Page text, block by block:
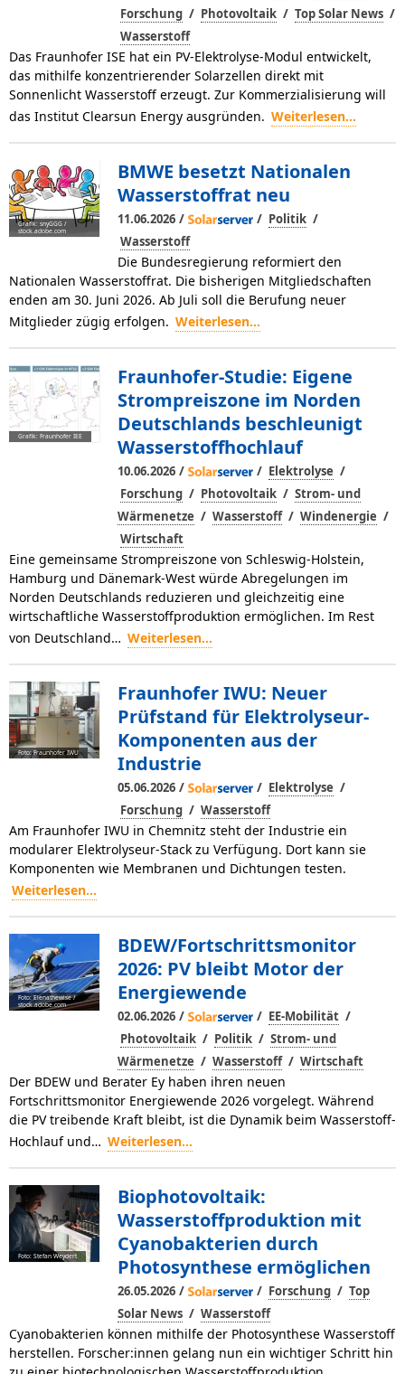
Forschung / Photovoltaik / Top Solar News /
Wasserstoff
Das Fraunhofer ISE hat ein PV-Elektrolyse-Modul entwickelt,
das mithilfe konzentrierender Solarzellen direkt mit
Sonnenlicht Wasserstoff erzeugt. Zur Kommerzialisierung will
das Institut Clearsun Energy ausgründen. Weiterlesen...
Grafik: snyGGG /
stock.adobe.com
BMWE besetzt Nationalen
Wasserstoffrat neu
11.06.2026 / / Politik /
Wasserstoff
Die Bundesregierung reformiert den
Nationalen Wasserstoffrat. Die bisherigen Mitgliedschaften
enden am 30. Juni 2026. Ab Juli soll die Berufung neuer
Mitglieder zügig erfolgen. Weiterlesen...
Grafik: Fraunhofer IEE
Fraunhofer-Studie: Eigene
Strompreiszone im Norden
Deutschlands beschleunigt
Wasserstoffhochlauf
10.06.2026 / / Elektrolyse /
Forschung / Photovoltaik / Strom- und
Wärmenetze / Wasserstoff / Windenergie /
Wirtschaft
Eine gemeinsame Strompreiszone von Schleswig-Holstein,
Hamburg und Dänemark-West würde Abregelungen im
Norden Deutschlands reduzieren und gleichzeitig eine
wirtschaftliche Wasserstoffproduktion ermöglichen. Im Rest
von Deutschland… Weiterlesen...
Foto: Fraunhofer IWU
Fraunhofer IWU: Neuer
Prüfstand für Elektrolyseur-
Komponenten aus der
Industrie
05.06.2026 / / Elektrolyse /
Forschung / Wasserstoff
Am Fraunhofer IWU in Chemnitz steht der Industrie ein
modularer Elektrolyseur-Stack zu Verfügung. Dort kann sie
Komponenten wie Membranen und Dichtungen testen.
Weiterlesen...
Foto: Elenathewise /
stock.adobe.com
BDEW/Fortschrittsmonitor
2026: PV bleibt Motor der
Energiewende
02.06.2026 / / EE-Mobilität /
Photovoltaik / Politik / Strom- und
Wärmenetze / Wasserstoff / Wirtschaft
Der BDEW und Berater Ey haben ihren neuen
Fortschrittsmonitor Energiewende 2026 vorgelegt. Während
die PV treibende Kraft bleibt, ist die Dynamik beim Wasserstoff-
Hochlauf und… Weiterlesen...
Foto: Stefan Weydert
Biophotovoltaik:
Wasserstoffproduktion mit
Cyanobakterien durch
Photosynthese ermöglichen
26.05.2026 / / Forschung / Top
Solar News / Wasserstoff
Cyanobakterien können mithilfe der Photosynthese Wasserstoff
herstellen. Forscher:innen gelang nun ein wichtiger Schritt hin